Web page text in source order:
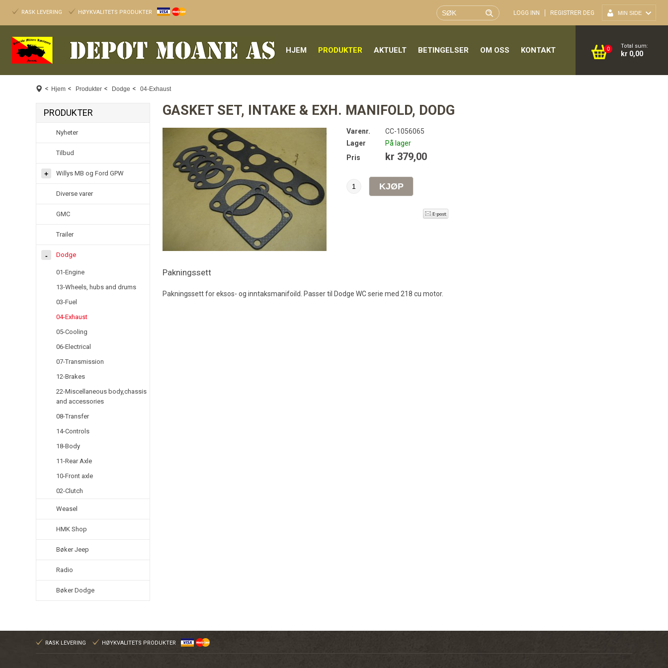
RASK LEVERING HØYKVALITETS PRODUKTER MIN SIDE
LOGG INN REGISTRER DEG
0 Total sum:
kr 0,00
HJEM PRODUKTER AKTUELT BETINGELSER OM OSS KONTAKT
< Hjem < Produkter < Dodge < 04-Exhaust
PRODUKTER
Nyheter
Tilbud
Willys MB og Ford GPW
Diverse varer
GMC
Trailer
Dodge
01-Engine
13-Wheels, hubs and drums
03-Fuel
04-Exhaust
05-Cooling
06-Electrical
07-Transmission
12-Brakes
22-Miscellaneous body,chassis
and accessories
08-Transfer
14-Controls
18-Body
11-Rear Axle
10-Front axle
02-Clutch
Weasel
HMK Shop
Bøker Jeep
Radio
Bøker Dodge
GASKET SET, INTAKE & EXH. MANIFOLD, DODG
Varenr.
CC-1056065
Lager
På lager
Pris
kr 379,00
Pakningssett
Pakningssett for eksos- og inntaksmanifoild. Passer til Dodge WC serie med 218 cu motor.
RASK LEVERING HØYKVALITETS PRODUKTER